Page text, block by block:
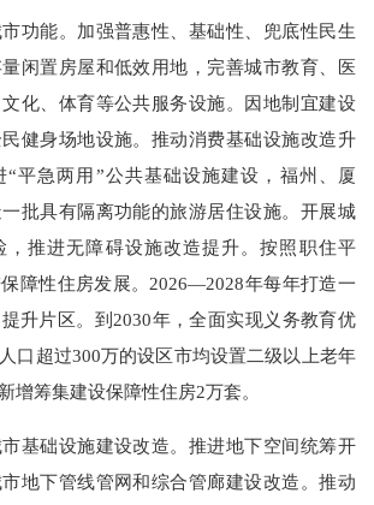
能。加强普惠性、基础性、兜底性民生
闲置房屋和低效用地，完善城市教育、医
化、体育等公共服务设施。因地制宜建设
健身场地设施。推动消费基础设施改造升
“平急两用”公共基础设施建设，福州、厦
批具有隔离功能的旅游居住设施。开展城
，推进无障碍设施改造提升。按照职住平
障性住房发展。2026—2028年每年打造一
升片区。到2030年，全面实现义务教育优
口超过300万的设区市均设置二级以上老年
增筹集建设保障性住房2万套。
础设施建设改造。推进地下空间统筹开
地下管线管网和综合管廊建设改造。推动